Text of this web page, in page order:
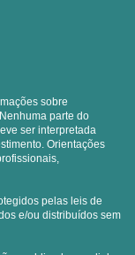
sobre
parte do
ser interpretada
Orientações
pelas leis de
e/ou distribuídos sem